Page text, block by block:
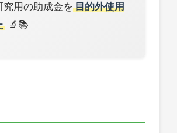
究用の助成金を 目的外使用
🔬📚